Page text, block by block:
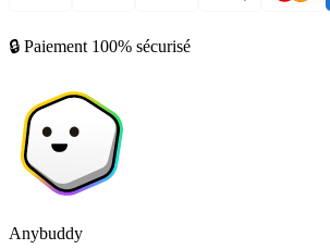
🔒 Paiement 100% sécurisé
Anybuddy